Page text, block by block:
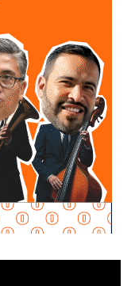
y
vialidad.
comprensión y